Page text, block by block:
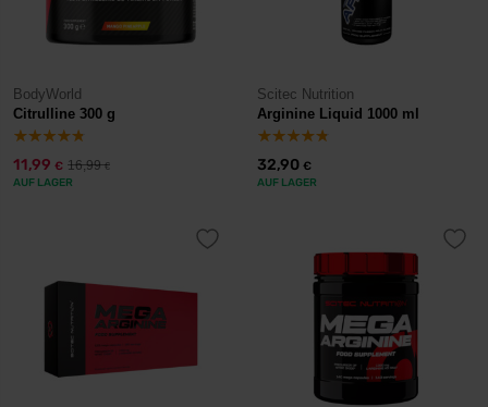
BodyWorld
Citrulline 300 g
11,99 € 16,99€
AUF LAGER
Scitec Nutrition
Arginine Liquid 1000 ml
32,90 €
AUF LAGER